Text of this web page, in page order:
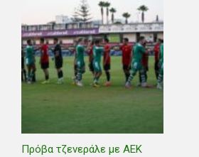
Πρόβα τζενεράλε με ΑΕΚ